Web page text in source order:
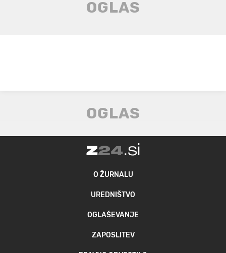
O ŽURNALU
UREDNIŠTVO
OGLAŠEVANJE
ZAPOSLITEV